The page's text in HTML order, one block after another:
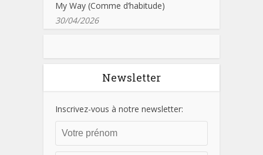
My Way (Comme d’habitude)
30/04/2026
Newsletter
Inscrivez-vous à notre newsletter: